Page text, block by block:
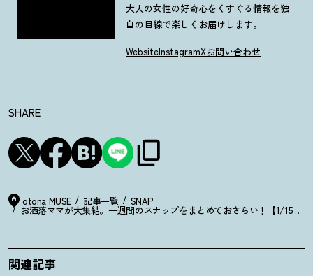
大人の女性の好奇心をくすぐる情報を独
自の目線で楽しくお届けします。
WebsiteInstagramXお問い合わせ
SHARE
otona MUSE 記事一覧 SNAP
お洒落ママが大集結。一週間のスナップをまとめておさらい ！ 【1/15～1/
関連記事